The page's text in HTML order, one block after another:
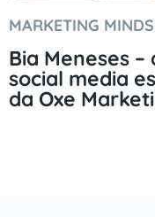
MARKETING MINDS
Bia Meneses –
social media
da Oxe